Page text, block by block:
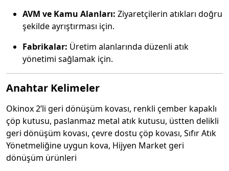
AVM ve Kamu Alanları: Ziyaretçilerin atıkları doğru
şekilde ayrıştırması için.
Fabrikalar: Üretim alanlarında düzenli atık
yönetimi sağlamak için.
Anahtar Kelimeler
Okinox 2’li geri dönüşüm kovası, renkli çember kapaklı
çöp kutusu, paslanmaz metal atık kutusu, üstten delikli
geri dönüşüm kovası, çevre dostu çöp kovası, Sıfır Atık
Yönetmeliğine uygun kova, Hijyen Market geri
dönüşüm ürünleri